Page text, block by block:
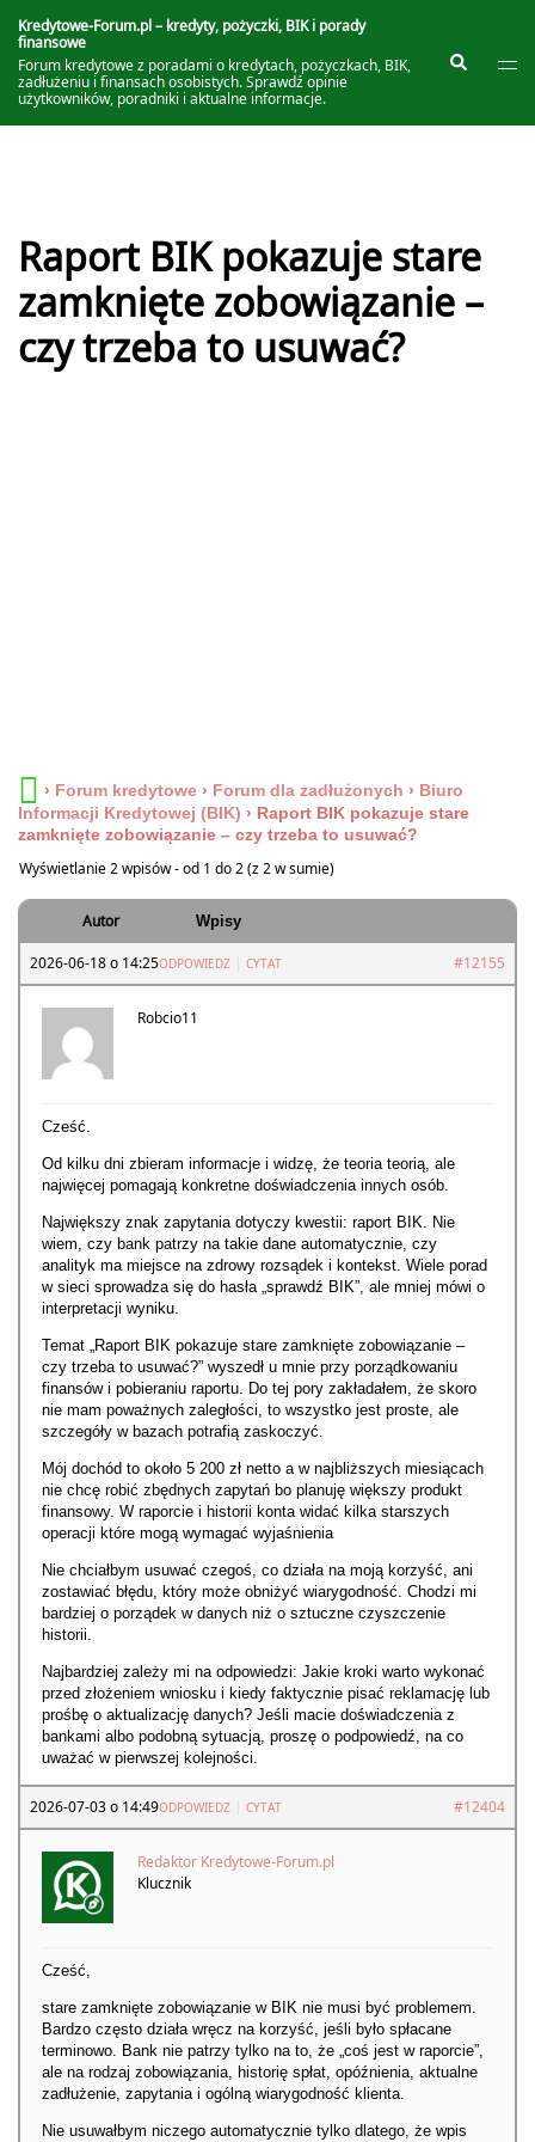
do
treści
Kredytowe-Forum.pl – kredyty, pożyczki, BIK i porady
finansowe
Forum kredytowe z poradami o kredytach, pożyczkach, BIK,
zadłużeniu i finansach osobistych. Sprawdź opinie
użytkowników, poradniki i aktualne informacje.
Szukaj
Raport BIK pokazuje stare
zamknięte zobowiązanie –
czy trzeba to usuwać?
› Forum kredytowe › Forum dla zadłużonych › Biuro
Informacji Kredytowej (BIK) › Raport BIK pokazuje stare
zamknięte zobowiązanie – czy trzeba to usuwać?
Wyświetlanie 2 wpisów - od 1 do 2 (z 2 w sumie)
Autor Wpisy
2026-06-18 o 14:25 #12155
ODPOWIEDZ CYTAT
Robcio11
Cześć.
Od kilku dni zbieram informacje i widzę, że teoria teorią, ale
najwięcej pomagają konkretne doświadczenia innych osób.
Największy znak zapytania dotyczy kwestii: raport BIK. Nie
wiem, czy bank patrzy na takie dane automatycznie, czy
analityk ma miejsce na zdrowy rozsądek i kontekst. Wiele porad
w sieci sprowadza się do hasła „sprawdź BIK”, ale mniej mówi o
interpretacji wyniku.
Temat „Raport BIK pokazuje stare zamknięte zobowiązanie –
czy trzeba to usuwać?” wyszedł u mnie przy porządkowaniu
finansów i pobieraniu raportu. Do tej pory zakładałem, że skoro
nie mam poważnych zaległości, to wszystko jest proste, ale
szczegóły w bazach potrafią zaskoczyć.
Mój dochód to około 5 200 zł netto a w najbliższych miesiącach
nie chcę robić zbędnych zapytań bo planuję większy produkt
finansowy. W raporcie i historii konta widać kilka starszych
operacji które mogą wymagać wyjaśnienia
Nie chciałbym usuwać czegoś, co działa na moją korzyść, ani
zostawiać błędu, który może obniżyć wiarygodność. Chodzi mi
bardziej o porządek w danych niż o sztuczne czyszczenie
historii.
Najbardziej zależy mi na odpowiedzi: Jakie kroki warto wykonać
przed złożeniem wniosku i kiedy faktycznie pisać reklamację lub
prośbę o aktualizację danych? Jeśli macie doświadczenia z
bankami albo podobną sytuacją, proszę o podpowiedź, na co
uważać w pierwszej kolejności.
2026-07-03 o 14:49 #12404
ODPOWIEDZ CYTAT
Redaktor Kredytowe-Forum.pl
Klucznik
Cześć,
stare zamknięte zobowiązanie w BIK nie musi być problemem.
Bardzo często działa wręcz na korzyść, jeśli było spłacane
terminowo. Bank nie patrzy tylko na to, że „coś jest w raporcie”,
ale na rodzaj zobowiązania, historię spłat, opóźnienia, aktualne
zadłużenie, zapytania i ogólną wiarygodność klienta.
Nie usuwałbym niczego automatycznie tylko dlatego, że wpis